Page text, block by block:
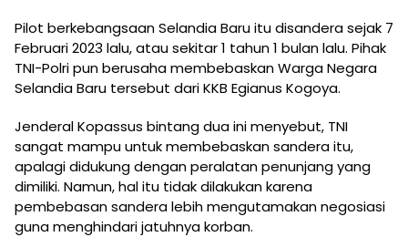
Pilot berkebangsaan Selandia Baru itu disandera sejak 7
Februari 2023 lalu, atau sekitar 1 tahun 1 bulan lalu. Pihak
TNI-Polri pun berusaha membebaskan Warga Negara
Selandia Baru tersebut dari KKB Egianus Kogoya.
Jenderal Kopassus bintang dua ini menyebut, TNI
sangat mampu untuk membebaskan sandera itu,
apalagi didukung dengan peralatan penunjang yang
dimiliki. Namun, hal itu tidak dilakukan karena
pembebasan sandera lebih mengutamakan negosiasi
guna menghindari jatuhnya korban.